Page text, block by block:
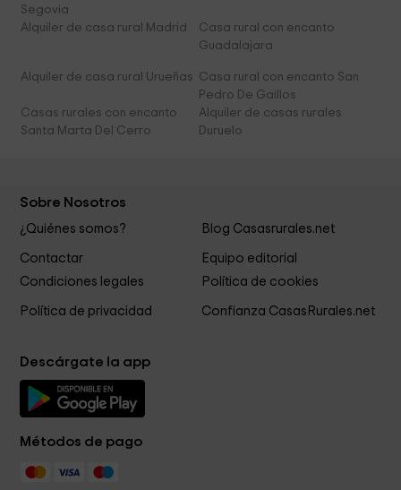
Segovia
Alquiler de casa rural Madrid
Casa rural con encanto
Guadalajara
Alquiler de casa rural Urueñas Casa rural con encanto San
Pedro De Gaillos
Casas rurales con encanto
Santa Marta Del Cerro
Alquiler de casas rurales
Duruelo
Sobre Nosotros
¿Quiénes somos? Blog Casasrurales.net
Contactar
Equipo editorial
Condiciones legales
Política de cookies
Política de privacidad Confianza CasasRurales.net
Descárgate la app
Métodos de pago